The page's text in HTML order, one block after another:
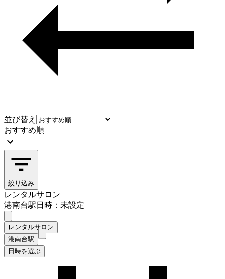
並び替え
おすすめ順
絞り込み
レンタルサロン
港南台駅日時：未設定
レンタルサロン
港南台駅
日時を選ぶ